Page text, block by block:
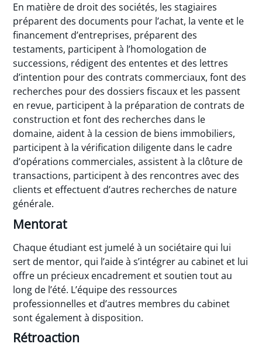
En matière de droit des sociétés, les stagiaires
préparent des documents pour l’achat, la vente et le
financement d’entreprises, préparent des
testaments, participent à l’homologation de
successions, rédigent des ententes et des lettres
d’intention pour des contrats commerciaux, font des
recherches pour des dossiers fiscaux et les passent
en revue, participent à la préparation de contrats de
construction et font des recherches dans le
domaine, aident à la cession de biens immobiliers,
participent à la vérification diligente dans le cadre
d’opérations commerciales, assistent à la clôture de
transactions, participent à des rencontres avec des
clients et effectuent d’autres recherches de nature
générale.
Mentorat
Chaque étudiant est jumelé à un sociétaire qui lui
sert de mentor, qui l’aide à s’intégrer au cabinet et lui
offre un précieux encadrement et soutien tout au
long de l’été. L’équipe des ressources
professionnelles et d’autres membres du cabinet
sont également à disposition.
Rétroaction